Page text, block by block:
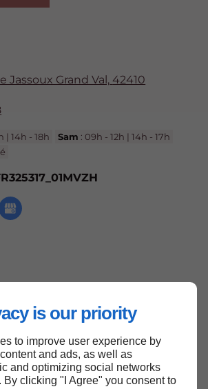
is our priority
to improve user experience by
and ads, as well as
and optimizing social networks
By clicking "I Agree" you consent to
Jassoux Grand Val, 42410
| 14h - 18h Sam : 09h - 12h | 14h - 17h